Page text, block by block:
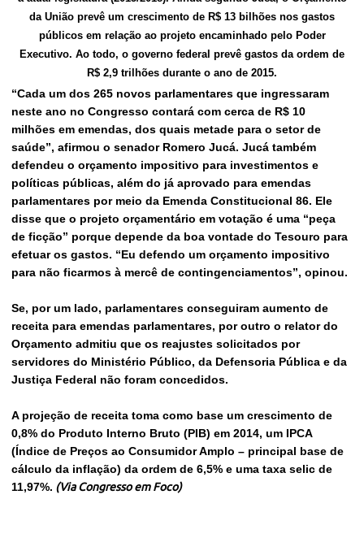
da União prevê um crescimento de R$ 13 bilhões nos gastos
públicos em relação ao projeto encaminhado pelo Poder
Executivo. Ao todo, o governo federal prevê gastos da ordem de
R$ 2,9 trilhões durante o ano de 2015.
“Cada um dos 265 novos parlamentares que ingressaram
neste ano no Congresso contará com cerca de R$ 10
milhões em emendas, dos quais metade para o setor de
saúde”, afirmou o senador Romero Jucá. Jucá também
defendeu o orçamento impositivo para investimentos e
políticas públicas, além do já aprovado para emendas
parlamentares por meio da Emenda Constitucional 86. Ele
disse que o projeto orçamentário em votação é uma “peça
de ficção” porque depende da boa vontade do Tesouro para
efetuar os gastos. “Eu defendo um orçamento impositivo
para não ficarmos à mercê de contingenciamentos”, opinou.
Se, por um lado, parlamentares conseguiram aumento de
receita para emendas parlamentares, por outro o relator do
Orçamento admitiu que os reajustes solicitados por
servidores do Ministério Público, da Defensoria Pública e da
Justiça Federal não foram concedidos.
A projeção de receita toma como base um crescimento de
0,8% do Produto Interno Bruto (PIB) em 2014, um IPCA
(Índice de Preços ao Consumidor Amplo – principal base de
cálculo da inflação) da ordem de 6,5% e uma taxa selic de
11,97%. (Via Congresso em Foco)